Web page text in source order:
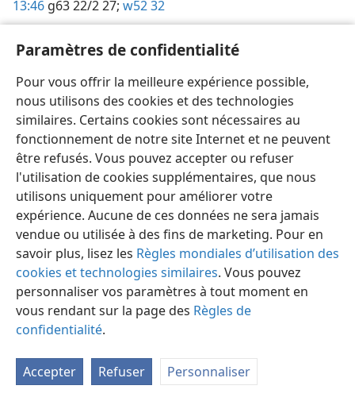
Paramètres de confidentialité
Pour vous offrir la meilleure expérience possible,
nous utilisons des cookies et des technologies
similaires. Certains cookies sont nécessaires au
fonctionnement de notre site Internet et ne peuvent
être refusés. Vous pouvez accepter ou refuser
l'utilisation de cookies supplémentaires, que nous
utilisons uniquement pour améliorer votre
expérience. Aucune de ces données ne sera jamais
vendue ou utilisée à des fins de marketing. Pour en
savoir plus, lisez les Règles mondiales d’utilisation des
cookies et technologies similaires. Vous pouvez
personnaliser vos paramètres à tout moment en
vous rendant sur la page des Règles de
confidentialité.
Accepter Refuser Personnaliser
13:46 g63 22/2 27; w52 32
13:48w81 1/1 4; w81 1/6 16;w78 1/5 24;
282
13:51 ad 149,1214; w54 13
13:52w61 72
14:1 ad 112,618
14:3 w66 507
14:6ad 112,382,689;w65 356;w54 13
14:11 ad 689;ns 16
14:12 ad 661;w80 15/6 14-15;g68 8/4 21;g66 22/12 27
14:13 ad 632
14:14 ad 174;w54 127
14:15w83 1/1 23;
14:16w77 198,251;w76 547;tp73 64
14:17 w83 1/12 5;w78 1/6 3;lp 23;w77 198,